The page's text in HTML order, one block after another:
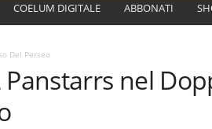
COELUM DIGITALE ABBONATI
Del Perseo
Panstarrs nel